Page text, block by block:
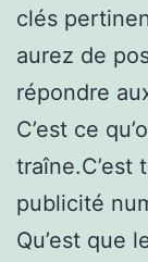
clés
aurez de
répondre
C’est ce
traîne.C’est
publicité
Qu’est que